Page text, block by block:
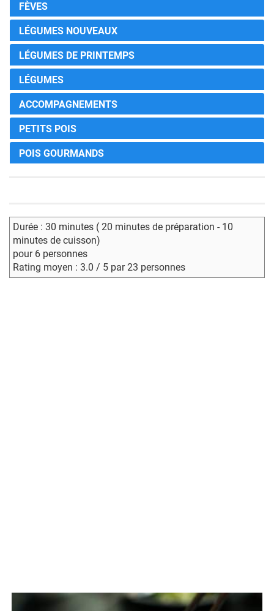
FÈVES
LÉGUMES NOUVEAUX
LÉGUMES DE PRINTEMPS
LÉGUMES
ACCOMPAGNEMENTS
PETITS POIS
POIS GOURMANDS
Durée : 30 minutes ( 20 minutes de préparation - 10
minutes de cuisson)
pour 6 personnes
Rating moyen : 3.0 / 5 par 23 personnes